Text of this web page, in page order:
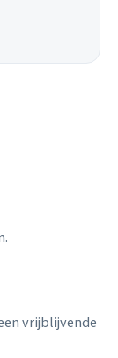
vrijblijvende